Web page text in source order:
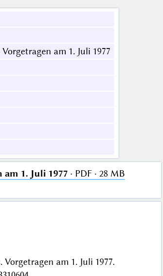
am 1. Juli 1977
1. Juli 1977· PDF · 28 MB
am 1. Juli 1977.